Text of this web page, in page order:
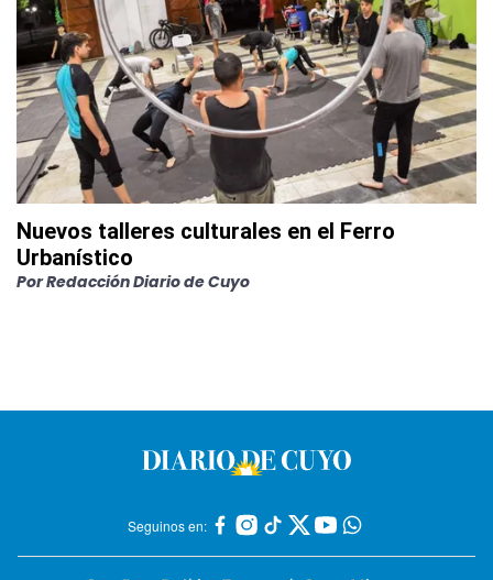
Nuevos talleres culturales en el Ferro
Urbanístico
PorRedacción Diario de Cuyo
Seguinos en: